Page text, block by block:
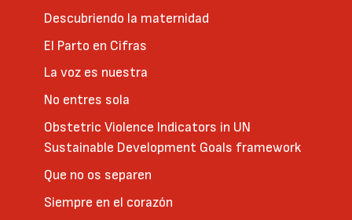
Descubriendo la maternidad
El Parto en Cifras
La voz es nuestra
No entres sola
Obstetric Violence Indicators in UN
Sustainable Development Goals framework
Que no os separen
Siempre en el corazón